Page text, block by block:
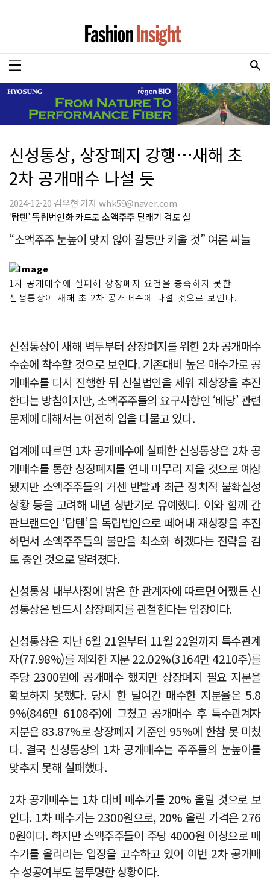
신성통상, 상장폐지 강행…새해 초
2차 공개매수 나설 듯
2024-12-20 김우현 기자 whk59@naver.com
‘탑텐’ 독립법인화 카드로 소액주주 달래기 검토 설
“소액주주 눈높이 맞지 않아 갈등만 키울 것” 여론 싸늘
1차 공개매수에 실패해 상장폐지 요건을 충족하지 못한
신성통상이 새해 초 2차 공개매수에 나설 것으로 보인다.
신성통상이 새해 벽두부터 상장폐지를 위한 2차 공개매수
수순에 착수할 것으로 보인다. 기존대비 높은 매수가로 공
개매수를 다시 진행한 뒤 신설법인을 세워 재상장을 추진
한다는 방침이지만, 소액주주들의 요구사항인 ‘배당’ 관련
문제에 대해서는 여전히 입을 다물고 있다.
업계에 따르면 1차 공개매수에 실패한 신성통상은 2차 공
개매수를 통한 상장폐지를 연내 마무리 지을 것으로 예상
됐지만 소액주주들의 거센 반발과 최근 정치적 불확실성
상황 등을 고려해 내년 상반기로 유예했다. 이와 함께 간
판브랜드인 ‘탑텐’을 독립법인으로 떼어내 재상장을 추진
하면서 소액주주들의 불만을 최소화 하겠다는 전략을 검
토 중인 것으로 알려졌다.
신성통상 내부사정에 밝은 한 관계자에 따르면 어쨌든 신
성통상은 반드시 상장폐지를 관철한다는 입장이다.
신성통상은 지난 6월 21일부터 11월 22일까지 특수관계
자(77.98%)를 제외한 지분 22.02%(3164만 4210주)를
주당 2300원에 공개매수 했지만 상장폐지 필요 지분을
확보하지 못했다. 당시 한 달여간 매수한 지분율은 5.8
9%(846만 6108주)에 그쳤고 공개매수 후 특수관계자
지분은 83.87%로 상장폐지 기준인 95%에 한참 못 미쳤
다. 결국 신성통상의 1차 공개매수는 주주들의 눈높이를
맞추지 못해 실패했다.
2차 공개매수는 1차 대비 매수가를 20% 올릴 것으로 보
인다. 1차 매수가는 2300원으로, 20% 올린 가격은 276
0원이다. 하지만 소액주주들이 주당 4000원 이상으로 매
수가를 올리라는 입장을 고수하고 있어 이번 2차 공개매
수 성공여부도 불투명한 상황이다.